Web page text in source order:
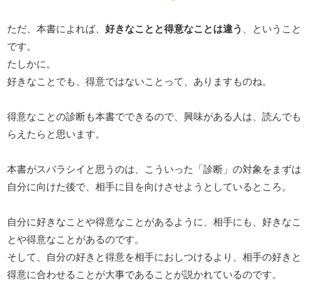
ただ、本書によれば、 好きなことと得意なことは違う
、ということ
です。
たしかに。
好きなことでも、得意ではないことって、ありますものね。
得意なことの診断も本書でできるので、興味がある人は、読んでも
らえたらと思います。
本書がスバラシイと思うのは、こういった「診断」の対象をまずは
自分に向けた後で、相手に目を向けさせようとしているところ。
自分に好きなことや得意なことがあるように、相手にも、好きなこ
とや得意なことがあるのです。
そして、自分の好きと得意を相手におしつけるより、相手の好きと
得意に合わせることが大事であることが説かれているのです。